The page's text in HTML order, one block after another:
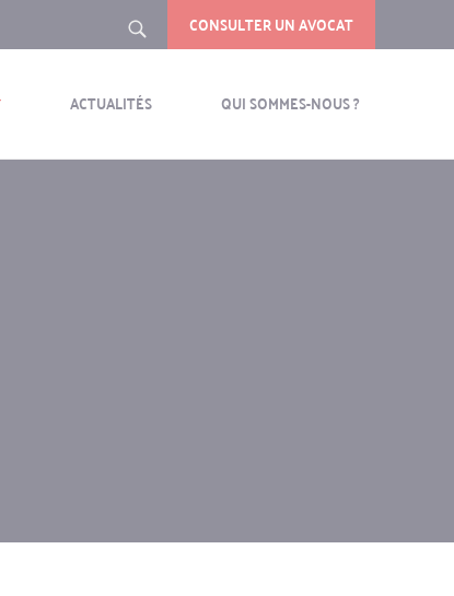
Rechercher
CONSULTER UN AVOCAT
ACTUALITÉS QUI SOMMES-NOUS ?